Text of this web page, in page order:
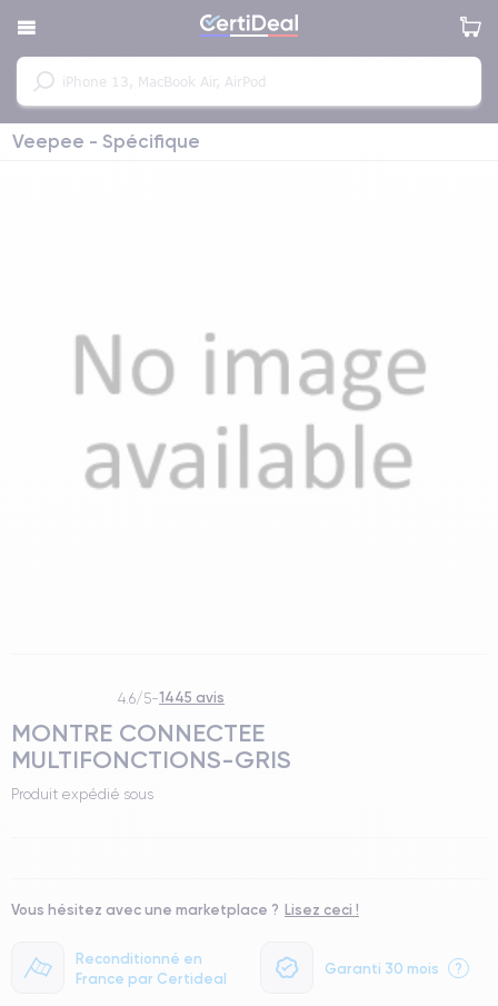
Veepee - Spécifique
4.6/5-1445 avis
MONTRE CONNECTEE
MULTIFONCTIONS-GRIS
Produit expédié sous
Reconditionné en
France par Certideal
Garanti 30 mois ?
Vous hésitez avec une marketplace ? Lisez ceci !